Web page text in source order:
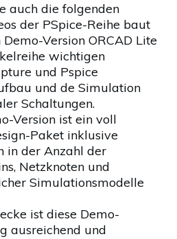
auch die folgenden
der PSpice-Reihe baut
Version ORCAD Lite
wichtigen
und Pspice
und de Simulation
Schaltungen.
Version ist ein voll
Paket inklusive
in der Anzahl der
Netzknoten und
Simulationsmodelle
ist diese Demo-
ausreichend und